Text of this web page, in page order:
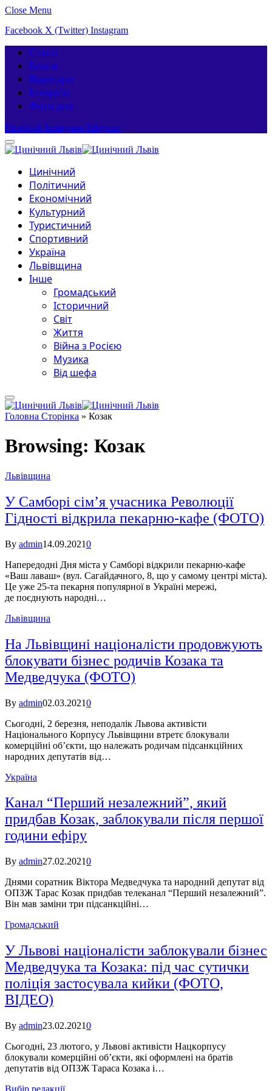
Close Menu
Facebook X (Twitter) Instagram
Статті
Блоги
Відео дня
Інтерв’ю
Фото дня
Facebook Instagram Telegram
Цинічний
Політичний
Економічний
Культурний
Туристичний
Спортивний
Україна
Львівщина
Інше
Громадський
Історичний
Світ
Життя
Війна з Росією
Музика
Від шефа
Головна Сторінка » Козак
Browsing: Козак
Львівщина
У Самборі сім’я учасника Революції
Гідності відкрила пекарню-кафе (ФОТО)
By admin14.09.20210
Напередодні Дня міста у Самборі відкрили пекарню-кафе
«Ваш лаваш» (вул. Сагайдачного, 8, що у самому центрі міста).
Це уже 25-та пекарня популярної в Україні мережі,
де поєднують народні…
Львівщина
На Львівщині націоналісти продовжують
блокувати бізнес родичів Козака та
Медведчука (ФОТО)
By admin02.03.20210
Сьогодні, 2 березня, неподалік Львова активісти
Національного Корпусу Львівщини втретє блокували
комерційні об’єкти, що належать родичам підсанкційних
народних депутатів від…
Україна
Канал “Перший незалежний”, який
придбав Козак, заблокували після першої
години ефіру
By admin27.02.20210
Днями соратник Віктора Медведчука та народний депутат від
ОПЗЖ Тарас Козак придбав телеканал “Перший незалежний”.
Він мав заміни три підсанкційні…
Громадський
У Львові націоналісти заблокували бізнес
Медведчука та Козака: під час сутички
поліція застосувала кийки (ФОТО,
ВІДЕО)
By admin23.02.20210
Сьогодні, 23 лютого, у Львові активісти Нацкopпусу
блокували комерційні об’єкти, які оформлені на братів
депутатів від ОПЗЖ Тараса Козака і…